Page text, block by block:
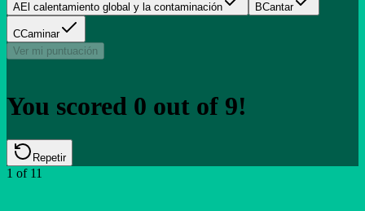
AEl calentamiento global y la contaminación BCantar
CCaminar
Ver mi puntuación
You scored 0 out of 9!
Repetir
1 of 11